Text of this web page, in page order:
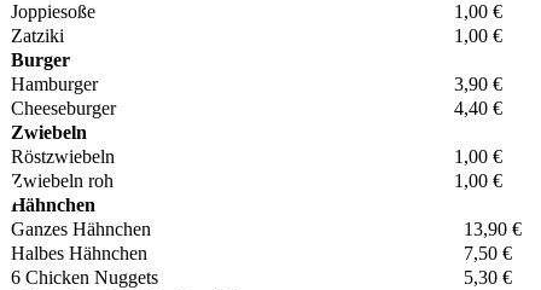
Joppiesoße
1,00 €
Zatziki
1,00 €
Burger
Hamburger
3,90 €
Cheeseburger
4,40 €
Zwiebeln
Röstzwiebeln
1,00 €
Zwiebeln roh
1,00 €
Hähnchen
Ganzes Hähnchen
13,90 €
Halbes Hähnchen
7,50 €
6 Chicken Nuggets
5,30 €